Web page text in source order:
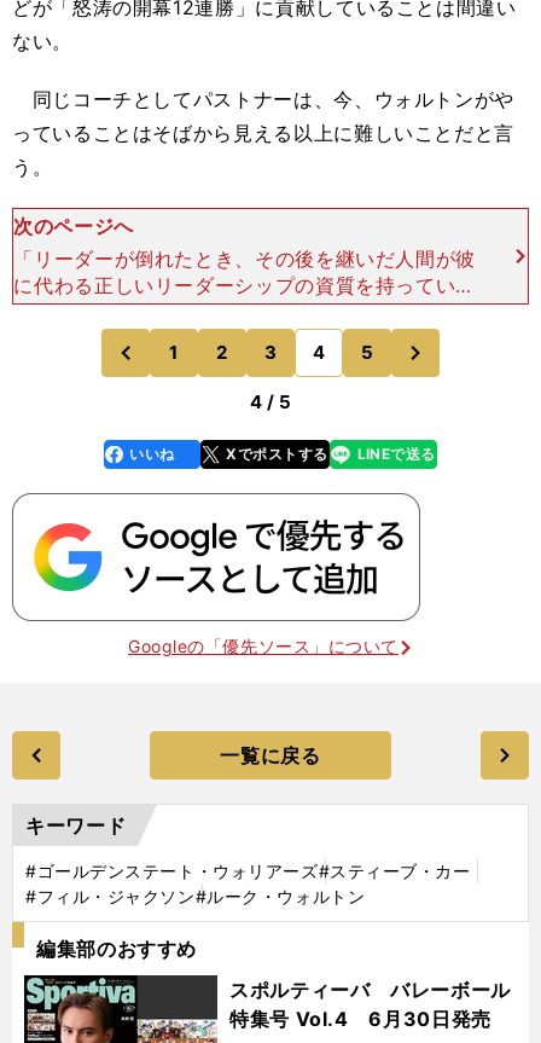
どが「怒涛の開幕12連勝」に貢献していることは間違い
ない。
同じコーチとしてパストナーは、今、ウォルトンがや
っていることはそばから見える以上に難しいことだと言
う。
次のページへ
「リーダーが倒れたとき、その後を継いだ人間が彼
に代わる正しいリーダーシップの資質を持っていな
いと、意外と簡単に混乱状態になるものだ。外から
見ると簡単に見えるかもしれないけれど、この業界
の人間なら、とて
前
のページへ
1 2 3 4 5
のページへ
4 / 5
faceboo
k
いいね Xでポストする
line LINEで送る
Googleの「優先ソース」について
一覧に戻る
キーワード
#ゴールデンステート・ウォリアーズ#スティーブ・カー
#フィル・ジャクソン#ルーク・ウォルトン
編集部のおすすめ
スポルティーバ バレーボール
特集号 Vol.4 6月30日発売